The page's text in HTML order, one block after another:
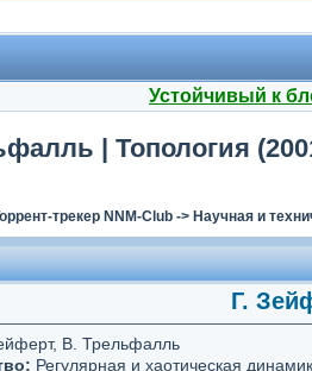
Устойчивый к
| Топология
трекер NNM-Club-> Научная и
Г.
В. Трельфалль
Регулярная и хаотическая